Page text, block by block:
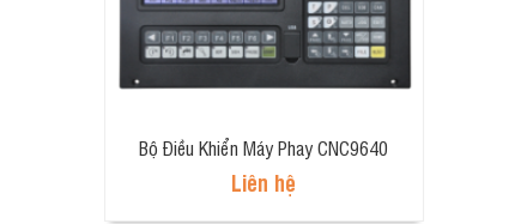
Bộ Điều Khiển Máy Phay CNC9640
Liên hệ